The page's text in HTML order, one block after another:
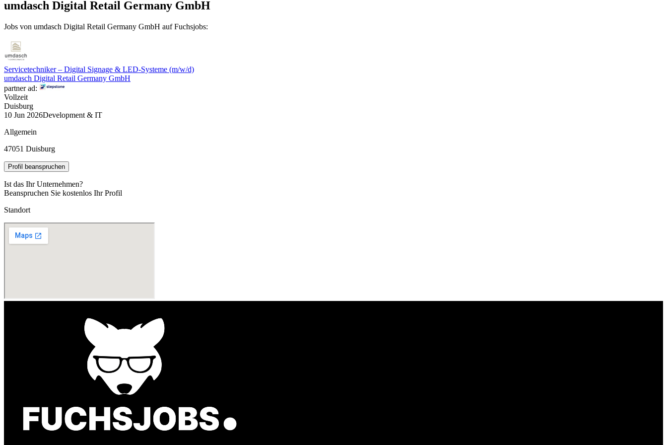
umdasch Digital Retail Germany GmbH
Jobs von umdasch Digital Retail Germany GmbH auf Fuchsjobs:
Servicetechniker – Digital Signage & LED-Systeme (m/w/d)
umdasch Digital Retail Germany GmbH
partner ad:
Vollzeit
Duisburg
10 Jun 2026Development & IT
Allgemein
47051 Duisburg
Profil beanspruchen
Ist das Ihr Unternehmen?
Beanspruchen Sie kostenlos Ihr Profil
Standort